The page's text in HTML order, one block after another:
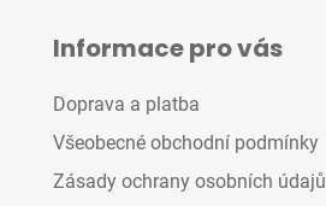
Informace pro vás
Doprava a platba
Všeobecné obchodní podmínky
Zásady ochrany osobních údajů